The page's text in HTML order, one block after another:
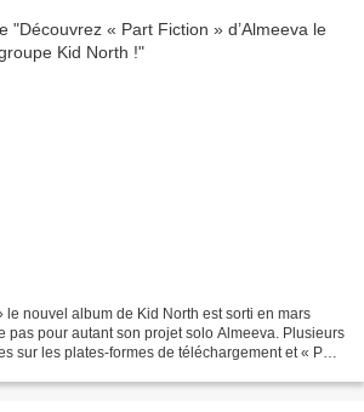
le nouvel album de Kid North est sorti en mars
pas pour autant son projet solo Almeeva. Plusieurs
sur les plates-formes de téléchargement et « Part